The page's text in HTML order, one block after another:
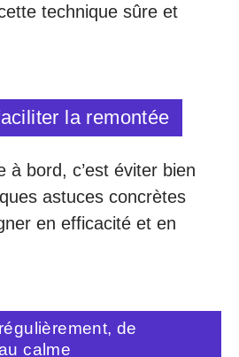
technique sûre et
la remontée
à bord, c’est éviter bien
astuces concrètes
en efficacité et en
de
calme